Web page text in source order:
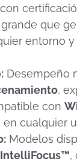
que
entorno
Desempeño
,
con
cualquier
Modelos
IntelliFocus™,